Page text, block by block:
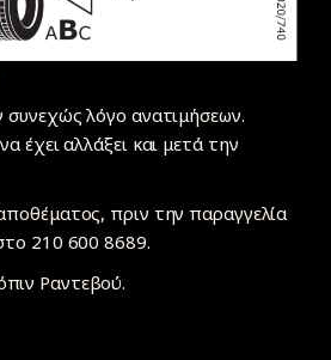
συνεχώς λόγο ανατιμήσεων.
έχει αλλάξει και μετά την
πριν την παραγγελία
210 600 8689.
Ραντεβού.